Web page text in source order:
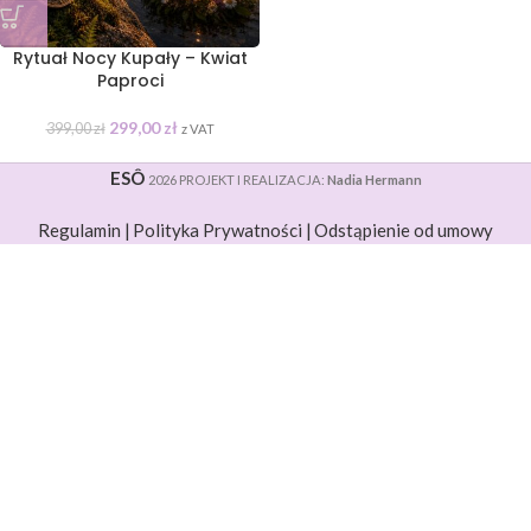
Rytuał Nocy Kupały – Kwiat
Paproci
399,00zł 299,00zł z VAT
ESÔ 2026 PROJEKT I REALIZACJA: Nadia Hermann
Regulamin | Polityka Prywatności | Odstąpienie od umowy